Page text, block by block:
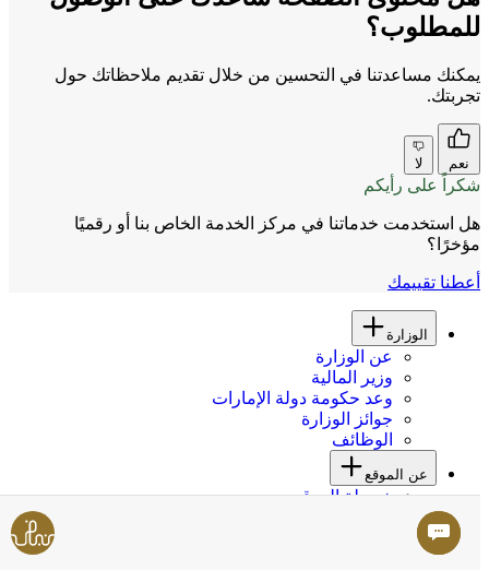
للمطلوب؟
يمكنك مساعدتنا في التحسين من خلال تقديم ملاحظاتك حول
تجربتك.
نعم لا
شكراً على رأيكم
هل استخدمت خدماتنا في مركز الخدمة الخاص بنا أو رقميًا
مؤخرًا؟
أعطنا تقييمك
الوزارة
عن الوزارة
وزير المالية
وعد حكومة دولة الإمارات
جوائز الوزارة
الوظائف
عن الموقع
خريطة الموقع